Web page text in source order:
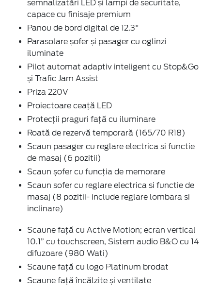
semnalizatări LED și lampi de securitate,
capace cu finisaje premium
Panou de bord digital de 12.3"
Parasolare șofer și pasager cu oglinzi
iluminate
Pilot automat adaptiv inteligent cu Stop&Go
și Trafic Jam Assist
Priza 220V
Proiectoare ceaţă LED
Protecţii praguri față cu iluminare
Roată de rezervă temporară (165/70 R18)
Scaun pasager cu reglare electrica si functie
de masaj (6 pozitii)
Scaun șofer cu funcţia de memorare
Scaun sofer cu reglare electrica si functie de
masaj (8 pozitii- include reglare lombara si
inclinare)
Scaune față cu Active Motion; ecran vertical
10.1” cu touchscreen, Sistem audio B&O cu 14
difuzoare (980 Wati)
Scaune față cu logo Platinum brodat
Scaune față încălzite și ventilate